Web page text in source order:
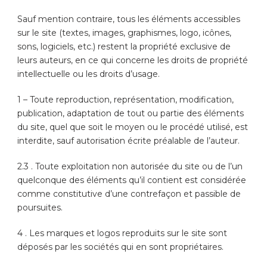
Sauf mention contraire, tous les éléments accessibles
sur le site (textes, images, graphismes, logo, icônes,
sons, logiciels, etc.) restent la propriété exclusive de
leurs auteurs, en ce qui concerne les droits de propriété
intellectuelle ou les droits d’usage.
1 – Toute reproduction, représentation, modification,
publication, adaptation de tout ou partie des éléments
du site, quel que soit le moyen ou le procédé utilisé, est
interdite, sauf autorisation écrite préalable de l’auteur.
2.3 . Toute exploitation non autorisée du site ou de l’un
quelconque des éléments qu’il contient est considérée
comme constitutive d’une contrefaçon et passible de
poursuites.
4 . Les marques et logos reproduits sur le site sont
déposés par les sociétés qui en sont propriétaires.